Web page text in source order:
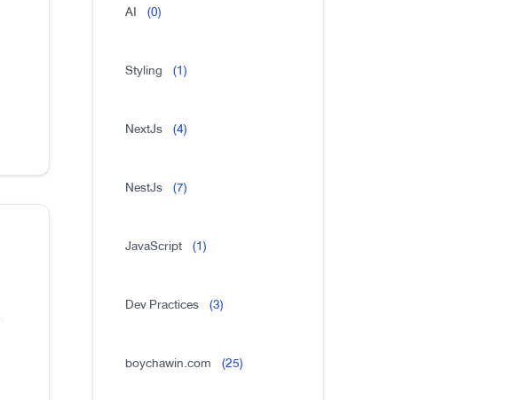
AI (0)
Styling (1)
NextJs (4)
NestJs (7)
JavaScript (1)
Dev Practices (3)
boychawin.com (25)